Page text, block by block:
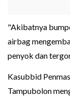
"Akibatnya
airbag
penyok dan
Kasubbid Penmas
Tampubolon